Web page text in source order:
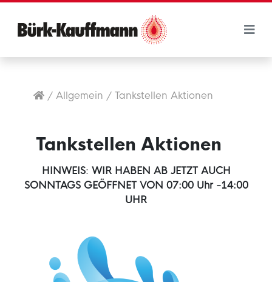
/Allgemein /Tankstellen Aktionen
Tankstellen Aktionen
HINWEIS: WIR HABEN AB JETZT AUCH
SONNTAGS GEÖFFNET VON 07:00 Uhr -14:00
UHR